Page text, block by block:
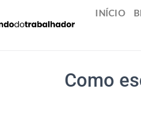
INÍCIO
Como